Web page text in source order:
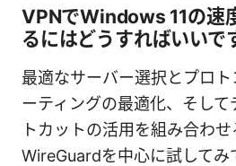
VPNでWindows 11の速
るにはどうすればいいで
最適なサーバー選択とプロ
ーティングの最適化、そし
トカットの活用を組み合わせ
WireGuardを中心に試してみ